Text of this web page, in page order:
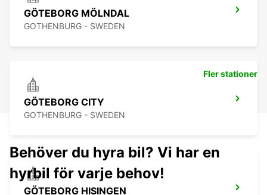
GÖTEBORG MÖLNDAL
GOTHENBURG - SWEDEN
GÖTEBORG CITY
GOTHENBURG - SWEDEN
GÖTEBORG HISINGEN
Fler stationer
Behöver du hyra bil? Vi har en
hyrbil för varje behov!